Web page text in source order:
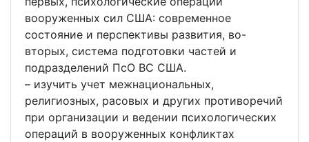
вооруженных сил США: современное
состояние и перспективы развития, во-
вторых, система подготовки частей и
подразделений ПсО ВС США.
– изучить учет межнациональных,
религиозных, расовых и других противоречий
при организации и ведении психологических
операций в вооруженных конфликтах